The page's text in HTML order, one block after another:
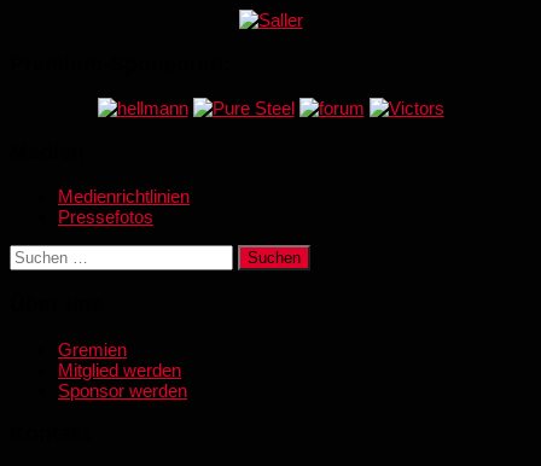
Medienrichtlinien
Pressefotos
Suchen
nach:
Gremien
Mitglied werden
Sponsor werden